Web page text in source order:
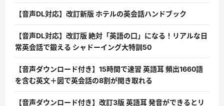
【音声DL対応】改訂新版 ホテルの英会話ハンドブック
【音声DL対応】改訂版 絶対「英語の口」になる！リアルな日
常英会話で鍛える シャドーイング大特訓50
【音声ダウンロード付き】15時間で速習 英語耳 頻出1660語
を含む英文＋図で英会話の8割が聞き取れる
【音声ダウンロード付き】改訂3版 英語耳 発音ができるとリ